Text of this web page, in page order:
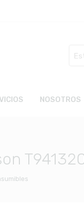
aquí
NOSOTROS